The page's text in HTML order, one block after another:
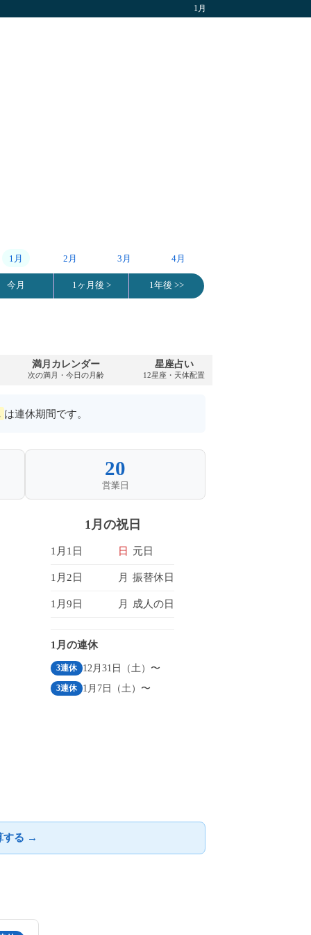
1月
1月 2月 3月 4月
今月 1ヶ月後 > 1年後 >>
満月カレンダー
次の満月・今日の月齢
星座占い
12星座・天体配置
は連休期間です。
20
営業日
1月の祝日
1月1日 日 元日
1月2日 月 振替休日
1月9日 月 成人の日
1月の連休
3連休 12月31日（土）〜
3連休 1月7日（土）〜
する →